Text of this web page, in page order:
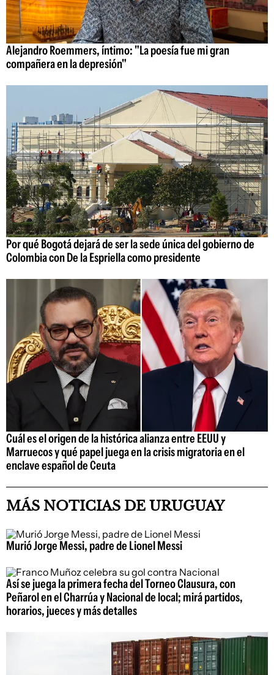
Alejandro Roemmers, íntimo: "La poesía fue mi gran
compañera en la depresión"
Por qué Bogotá dejará de ser la sede única del gobierno de
Colombia con De la Espriella como presidente
Cuál es el origen de la histórica alianza entre EEUU y
Marruecos y qué papel juega en la crisis migratoria en el
enclave español de Ceuta
MÁS NOTICIAS DE URUGUAY
Murió Jorge Messi, padre de Lionel Messi
Así se juega la primera fecha del Torneo Clausura, con
Peñarol en el Charrúa y Nacional de local; mirá partidos,
horarios, jueces y más detalles